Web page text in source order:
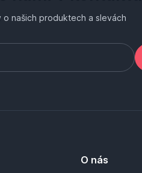
o našich produktech a slevách
O nás